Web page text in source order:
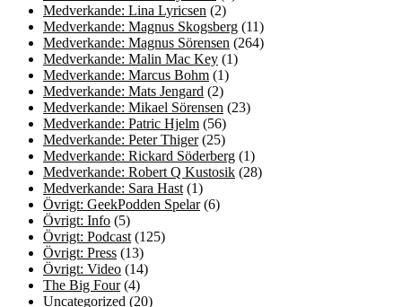
Medverkande: Lina Lyricsen (2)
Medverkande: Magnus Skogsberg (11)
Medverkande: Magnus Sörensen (264)
Medverkande: Malin Mac Key (1)
Medverkande: Marcus Bohm (1)
Medverkande: Mats Jengard (2)
Medverkande: Mikael Sörensen (23)
Medverkande: Patric Hjelm (56)
Medverkande: Peter Thiger(25)
Medverkande: Rickard Söderberg (1)
Medverkande: Robert Q Kustosik (28)
Medverkande: Sara Hast (1)
Övrigt: GeekPodden Spelar(6)
Övrigt: Info (5)
Övrigt: Podcast (125)
Övrigt: Press (13)
Övrigt: Video (14)
The Big Four(4)
Uncategorized (20)